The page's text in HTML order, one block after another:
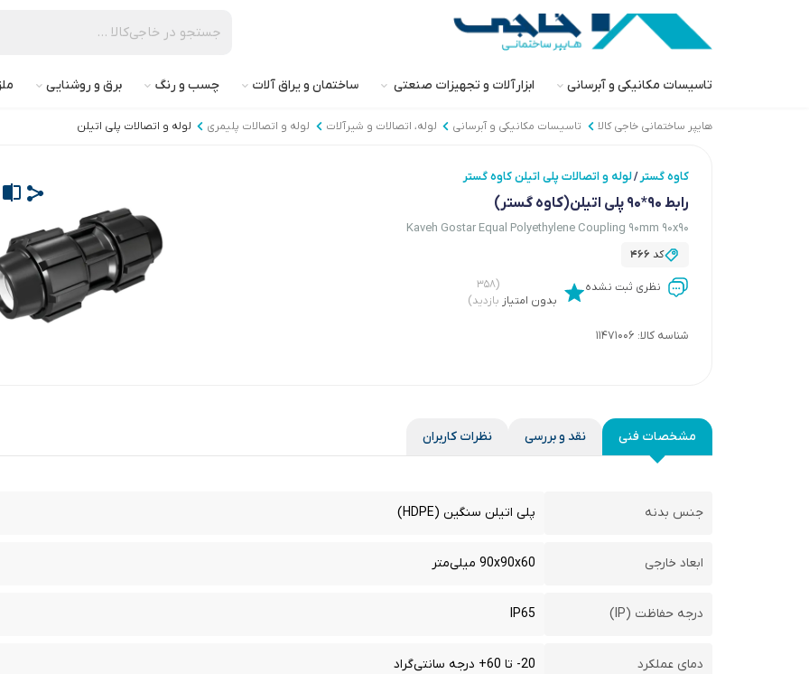
تاسیسات مکانیکی و آبرسانی ابزارآلات و تجهیزات صنعتی ساختمان و یراق آلات چسب و رنگ برق و روشنایی
هایپر ساختمانی خاجی‌ کالا تاسیسات مکانیکی و آبرسانی لوله، اتصالات و شیرآلات لوله و اتصالات پلیمری لوله و اتصالات پلی اتیلن
کاوه گستر /لوله و اتصالات پلی اتیلن کاوه گستر
رابط 90*90 پلی اتیلن(کاوه گستر)
Kaveh Gostar Equal Polyethylene Coupling 90mm 90x90
کد 466
نظری ثبت نشده
بدون امتیاز
(۳۵۸
بازدید)
شناسه کالا: 11471006
مشخصات فنی نقد و بررسی نظرات کاربران
جنس بدنه پلی اتیلن سنگین (HDPE)
ابعاد خارجی 90x90x60 میلی‌متر
درجه حفاظت (IP) IP65
دمای عملکرد 20- تا 60+ درجه سانتی‌گراد